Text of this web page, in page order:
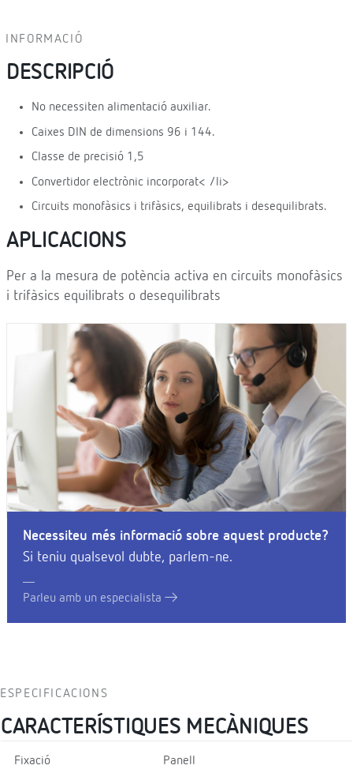
INFORMACIÓ
DESCRIPCIÓ
No necessiten alimentació auxiliar.
Caixes DIN de dimensions 96 i 144.
Classe de precisió 1,5
Convertidor electrònic incorporat< /li>
Circuits monofàsics i trifàsics, equilibrats i desequilibrats.
APLICACIONS
Per a la mesura de potència activa en circuits monofàsics
i trifàsics equilibrats o desequilibrats
Necessiteu més informació sobre aquest producte?
Si teniu qualsevol dubte, parlem-ne.
Parleu amb un especialista
ESPECIFICACIONS
CARACTERÍSTIQUES MECÀNIQUES
Fixació Panell